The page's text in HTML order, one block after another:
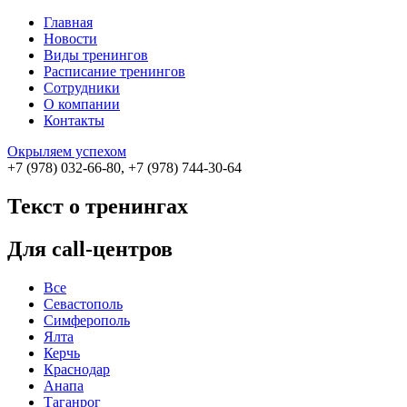
Главная
Новости
Виды тренингов
Расписание тренингов
Сотрудники
О компании
Контакты
Окрыляем успехом
+7 (978) 032-66-80, +7 (978) 744-30-64
Текст о тренингах
Для call-центров
Все
Севастополь
Симферополь
Ялта
Керчь
Краснодар
Анапа
Таганрог